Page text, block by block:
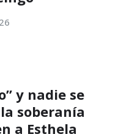
y nadie se
soberanía
a Esthela